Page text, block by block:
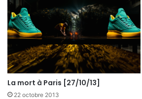
La mort à Paris [27/10/13]
22 octobre 2013